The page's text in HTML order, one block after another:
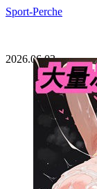
Sport-Perche
2026.06.03